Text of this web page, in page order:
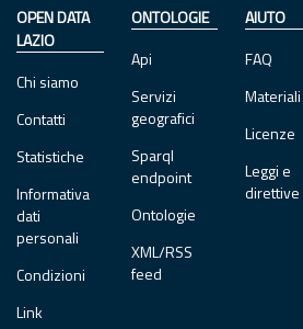
OPEN DATA
LAZIO
Chi siamo
Contatti
Statistiche
Informativa
dati
personali
Condizioni
Link
ONTOLOGIE
Api
Servizi
geografici
Sparql
endpoint
Ontologie
XML/RSS
feed
AIUTO
FAQ
Licenze
Leggi e
direttive